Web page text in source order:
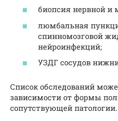
биопсия нервной
люмбальная
спинномозговой
нейроинфекций;
УЗДГ сосудов
Список обследований
зависимости от формы
сопутствующей патологии.